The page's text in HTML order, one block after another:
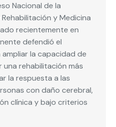
Nacional de la
y Medicina
recientemente en
defendió el
la capacidad de
rehabilitación más
la respuesta a las
con daño cerebral,
clínica y bajo criterios